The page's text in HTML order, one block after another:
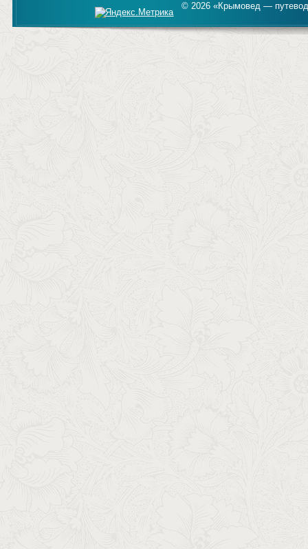
© 2026 «Крымовед —